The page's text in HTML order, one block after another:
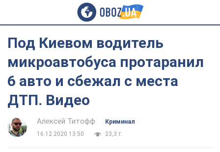
Под Киевом водитель
микроавтобуса протаранил
6 авто и сбежал с места
ДТП. Видео
Алексей Титофф
Криминал
16.12.2020 13:50
23,3 т.